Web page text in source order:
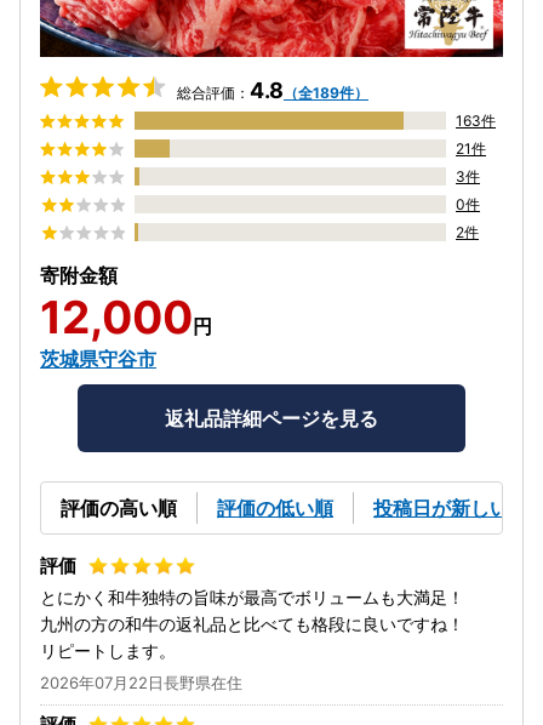
総合評価： 4.8 （全189件）
163件
21件
3件
0件
2件
寄附金額
12,000 円
茨城県守谷市
返礼品詳細ページを見る
評価の高い順 評価の低い順 投稿日が新しい順
とにかく和牛独特の旨味が最高でボリュームも大満足！
九州の方の和牛の返礼品と比べても格段に良いですね！
リピートします。
2026年07月22日長野県在住